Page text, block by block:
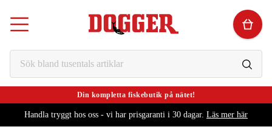
Din kompletta fiskebutik på nätet!
Handla tryggt hos oss - vi har prisgaranti i 30 dagar. Läs mer här